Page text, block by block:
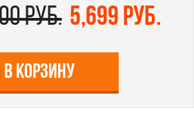
руб. 5,699 руб.
В КОРЗИНУ